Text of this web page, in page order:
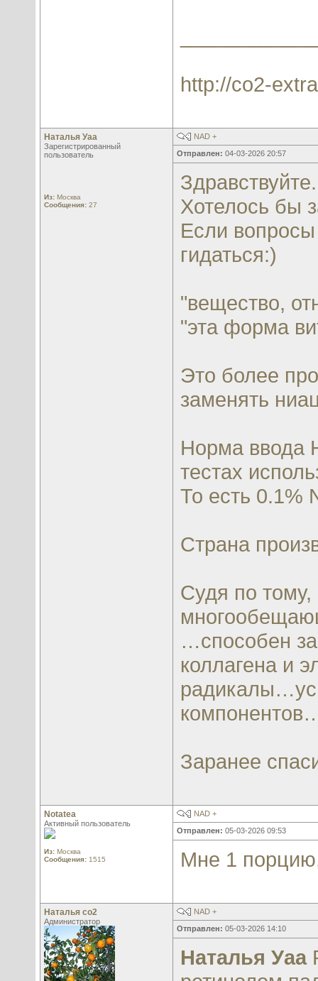
http://co2-
Наталья Уаа
Зарегистрированный
пользователь
Из: Москва
Сообщения: 27
NAD +
Отправлен: 04-03-2026 20:57
Здравствуйте.
Хотелось бы
Если
гидаться:)
"вещество,
"эта форма
Это более
заменять
Норма ввода
тестах
То есть 0.1%
Страна
Судя по
…способен
коллагена и
Заранее
Notatea
Активный пользователь
Из: Москва
Сообщения: 1515
NAD +
Отправлен: 05-03-2026 09:53
Мне 1
Наталья со2
Администратор
NAD +
Отправлен: 05-03-2026 14:10
Наталья Уаа